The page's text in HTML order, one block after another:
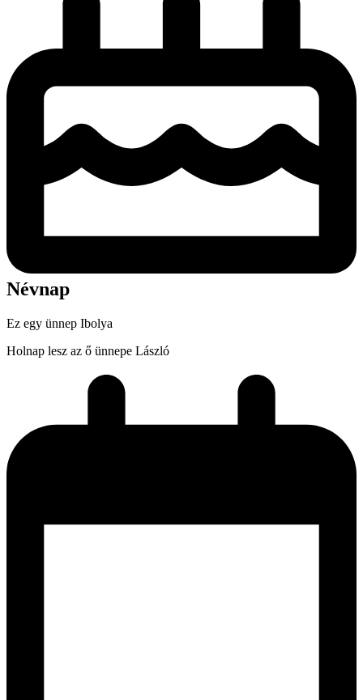
Névnap
Ez egy ünnep Ibolya
Holnap lesz az ő ünnepe László